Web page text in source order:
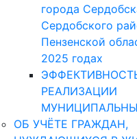
города
Сердобского
Пензенской
2025 годах
РЕАЛИЗАЦИИ
ОБ УЧЁТЕ ГРАЖДАН,